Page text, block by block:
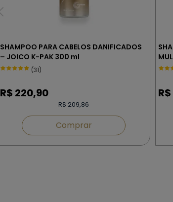
SHAMPOO PARA CABELOS DANIFICADOS
– JOICO K-PAK 300 ml
(31)
R$ 220,90
R$ 209,86
Comprar
R$